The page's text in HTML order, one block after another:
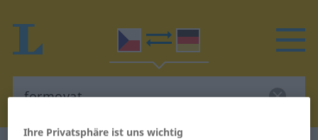
Ihre Privatsphäre ist uns wichtig